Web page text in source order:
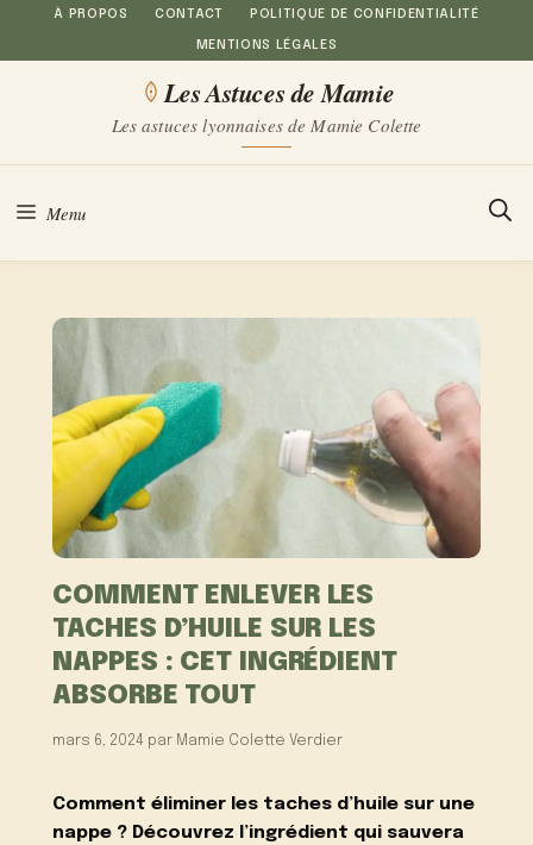
Aller
au
À PROPOS CONTACT POLITIQUE DE CONFIDENTIALITÉ
MENTIONS LÉGALES
Les Astuces de Mamie
Les astuces lyonnaises de Mamie Colette
Menu
COMMENT ENLEVER LES
TACHES D’HUILE SUR LES
NAPPES : CET INGRÉDIENT
ABSORBE TOUT
mars 6, 2024 par Mamie Colette Verdier
Comment éliminer les taches d’huile sur une
nappe ? Découvrez l’ingrédient qui sauvera